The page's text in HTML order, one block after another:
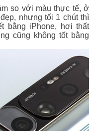
so với màu thực tế, ở
nhưng tối 1 chút thì
bằng iPhone, hơi thất
cũng không tốt bằng